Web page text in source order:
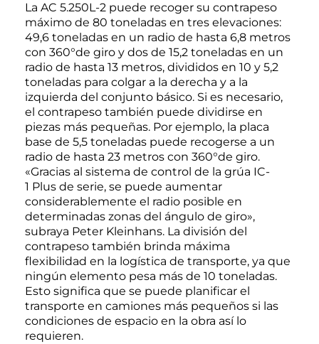
La AC 5.250L-2 puede recoger su contrapeso
máximo de 80 toneladas en tres elevaciones:
49,6 toneladas en un radio de hasta 6,8 metros
con 360°de giro y dos de 15,2 toneladas en un
radio de hasta 13 metros, divididos en 10 y 5,2
toneladas para colgar a la derecha y a la
izquierda del conjunto básico. Si es necesario,
el contrapeso también puede dividirse en
piezas más pequeñas. Por ejemplo, la placa
base de 5,5 toneladas puede recogerse a un
radio de hasta 23 metros con 360°de giro.
«Gracias al sistema de control de la grúa IC-
1 Plus de serie, se puede aumentar
considerablemente el radio posible en
determinadas zonas del ángulo de giro»,
subraya Peter Kleinhans. La división del
contrapeso también brinda máxima
flexibilidad en la logística de transporte, ya que
ningún elemento pesa más de 10 toneladas.
Esto significa que se puede planificar el
transporte en camiones más pequeños si las
condiciones de espacio en la obra así lo
requieren.